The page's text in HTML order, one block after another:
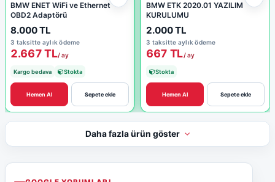
BMW ENET WiFi ve Ethernet
OBD2 Adaptörü
8.000 TL
3 taksitte aylık ödeme
2.667 TL/ ay
Kargo bedava Stokta
Sepete ekle
Hemen Al
BMW ETK 2020.01 YAZILIM
KURULUMU
2.000 TL
3 taksitte aylık ödeme
667 TL/ ay
Stokta
Sepete ekle
Hemen Al
Daha fazla ürün göster